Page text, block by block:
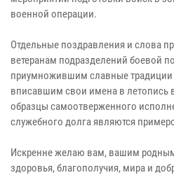
военной операции.
Отдельные поздравления и слова
ветеранам подразделений боевой
приумножившим славные традиции
вписавшим свои имена в летопись
образцы самоотверженного
служебного долга являются
Искренне желаю вам, вашим
здоровья, благополучия, мира и